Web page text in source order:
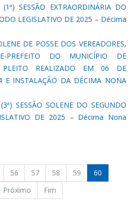
SESSÃO EXTRAORDINÁRIA DO
LEGISLATIVO DE 2025 – Décima
DE POSSE DOS VEREADORES,
PREFEITO DO MUNICÍPIO DE
PLEITO REALIZADO EM 06 DE
E INSTALAÇÃO DA DÉCIMA NONA
SESSÃO SOLENE DO SEGUNDO
DE 2025 – Décima Nona
56 57 58 59
60
Próximo Fim